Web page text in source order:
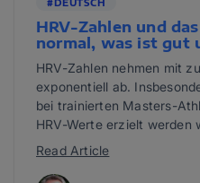
#DEUTSCH
HRV-Zahlen und
normal, was ist gut
HRV-Zahlen nehmen mit
exponentiell ab.
bei trainierten Masters-
HRV-Werte erzielt werden
Read Article